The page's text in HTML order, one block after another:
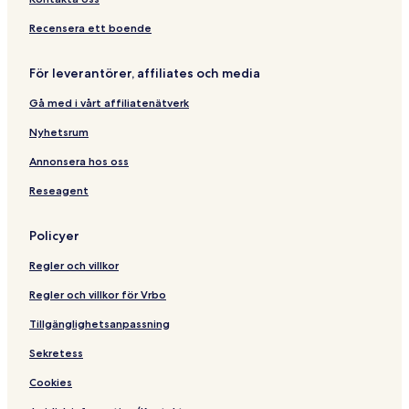
o
!
Recensera ett boende
För leverantörer, affiliates och media
Gå med i vårt affiliatenätverk
Nyhetsrum
Annonsera hos oss
Reseagent
Policyer
Regler och villkor
Regler och villkor för Vrbo
Tillgänglighetsanpassning
Sekretess
Cookies